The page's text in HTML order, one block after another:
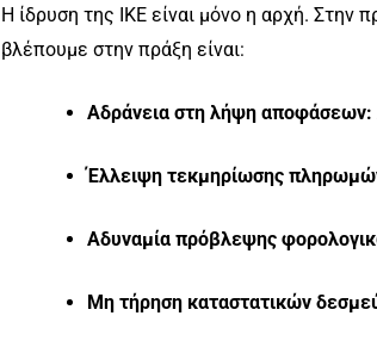
Η ίδρυση της ΙΚΕ είναι μόνο η αρχή. Στην
βλέπουμε στην πράξη είναι:
Αδράνεια στη λήψη αποφάσεων:
Έλλειψη τεκμηρίωσης
Αδυναμία πρόβλεψης
Μη τήρηση καταστατικών